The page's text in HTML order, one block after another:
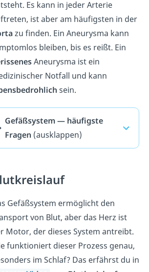
Es kann in jeder Arterie
ist aber am häufigsten in der
zu finden. Ein Aneurysma kann
bleiben, bis es reißt. Ein
Aneurysma ist ein
Notfall und kann
sein.
Gefäßsystem — häufigste
Fragen (ausklappen)
Gefäßsystem ermöglicht den
von Blut, aber das Herz ist
Motor, der dieses System antreibt.
funktioniert dieser Prozess genau,
im Schlaf? Das erfährst du in